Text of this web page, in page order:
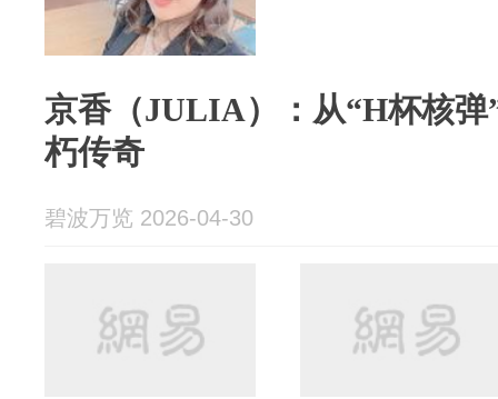
京香（JULIA）：从“H杯核弹
朽传奇
碧波万览 2026-04-30